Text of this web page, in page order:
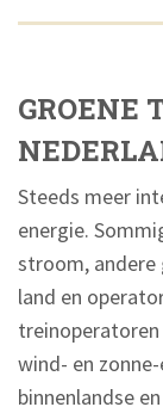
GROENE
Steeds meer
energie.
stroom, andere
land en
wind- en
binnenlandse